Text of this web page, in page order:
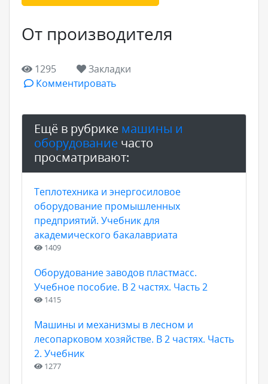
От производителя
1295
Закладки
Комментировать
Ещё в рубрике машины и
оборудование часто
просматривают:
Теплотехника и энергосиловое
оборудование промышленных
предприятий. Учебник для
академического бакалавриата
1409
Оборудование заводов пластмасс.
Учебное пособие. В 2 частях. Часть 2
1415
Машины и механизмы в лесном и
лесопарковом хозяйстве. В 2 частях. Часть
2. Учебник
1277